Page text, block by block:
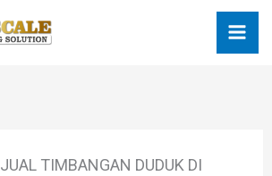
JUAL TIMBANGAN DUDUK DI